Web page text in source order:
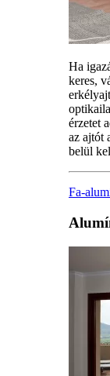
Ha
keres,
érzetet
az ajtót
belül
Fa-